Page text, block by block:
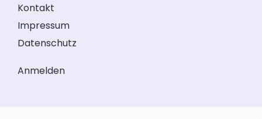
Kontakt
Impressum
Datenschutz
Anmelden